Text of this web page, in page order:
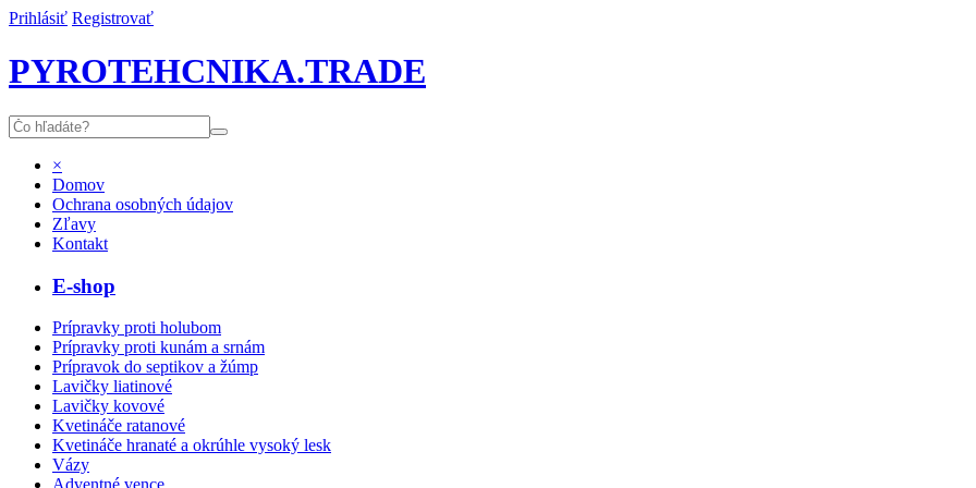
Prihlásiť Registrovať
PYROTEHCNIKA.TRADE
×
Domov
Ochrana osobných údajov
Zľavy
Kontakt
E-shop
Prípravky proti holubom
Prípravky proti kunám a srnám
Prípravok do septikov a žúmp
Lavičky liatinové
Lavičky kovové
Kvetináče ratanové
Kvetináče hranaté a okrúhle vysoký lesk
Vázy